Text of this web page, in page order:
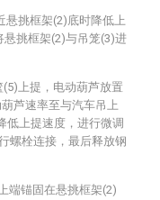
悬挑框架(2)底时降低上
挑框架(2)与吊笼(3)进
上提，电动葫芦放置
芦速率至与汽车吊上
低上提速度，进行微调
螺栓连接，最后释放钢
端锚固在悬挑框架(2)